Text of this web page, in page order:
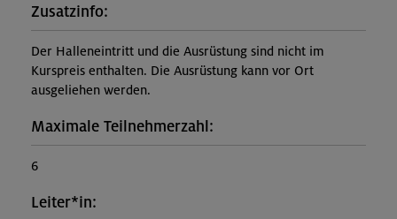
Zusatzinfo:
Der Halleneintritt und die Ausrüstung sind nicht im
Kurspreis enthalten. Die Ausrüstung kann vor Ort
ausgeliehen werden.
Maximale Teilnehmerzahl:
6
Leiter*in: